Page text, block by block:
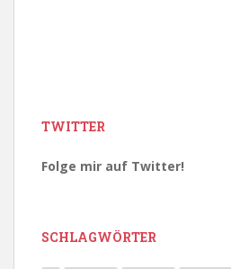
TWITTER
Folge mir auf Twitter!
SCHLAGWÖRTER